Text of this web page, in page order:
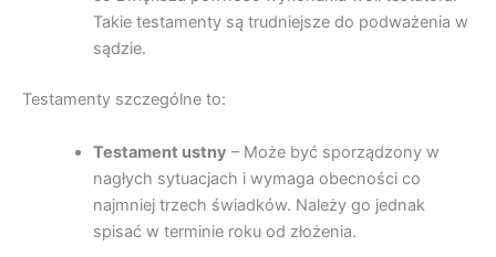
Takie testamenty są trudniejsze do podważenia w
sądzie.
Testamenty szczególne to:
Testament ustny – Może być sporządzony w
nagłych sytuacjach i wymaga obecności co
najmniej trzech świadków. Należy go jednak
spisać w terminie roku od złożenia.